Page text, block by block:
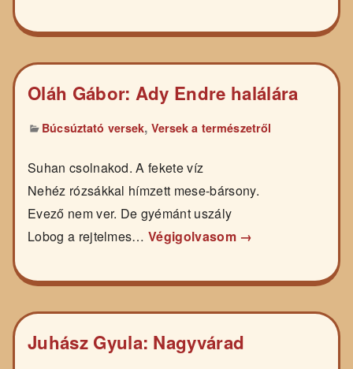
Oláh Gábor: Ady Endre halálára
Búcsúztató versek, Versek a természetről
Suhan csolnakod. A fekete víz
Nehéz rózsákkal hímzett mese-bársony.
Evező nem ver. De gyémánt uszály
Lobog a rejtelmes…Végigolvasom →
Juhász Gyula: Nagyvárad